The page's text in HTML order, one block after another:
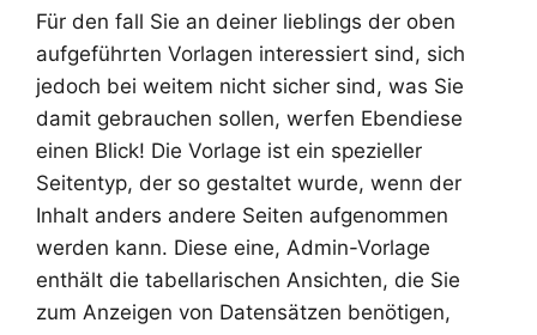
Für den fall Sie an deiner lieblings der oben
aufgeführten Vorlagen interessiert sind, sich
jedoch bei weitem nicht sicher sind, was Sie
damit gebrauchen sollen, werfen Ebendiese
einen Blick! Die Vorlage ist ein spezieller
Seitentyp, der so gestaltet wurde, wenn der
Inhalt anders andere Seiten aufgenommen
werden kann. Diese eine, Admin-Vorlage
enthält die tabellarischen Ansichten, die Sie
zum Anzeigen von Datensätzen benötigen,